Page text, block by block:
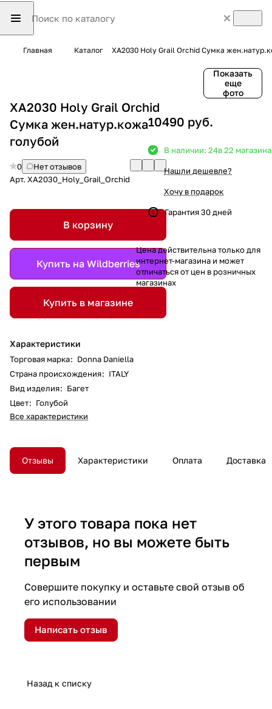
Главная Каталог XA2030 Holy Grail Orchid Сумка
Показать
еще
фото
XA2030 Holy Grail Orchid
Сумка жен.натур.кожа
голубой
0
Нет отзывов
Арт. XA2030_Holy_Grail_Orchid
В корзину
Купить на Wildberries
Купить в магазине
Характеристики
Торговая марка: Donna Daniella
Страна происхождения: ITALY
Вид изделия: Багет
Цвет: Голубой
Все характеристики
10490 руб.
В наличии: 24в 22
Нашли дешевле?
Хочу в подарок
Гарантия 30 дней
Цена действительна только для
интернет-магазина и может
отличаться от цен в розничных
магазинах
Отзывы Характеристики Оплата Доставка
У этого товара пока нет
отзывов, но вы можете быть
первым
Совершите покупку и оставьте свой отзыв об
его использовании
Написать отзыв
Назад к списку